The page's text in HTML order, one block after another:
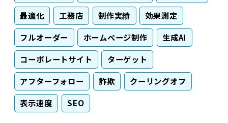
最適化
工務店 制作実績
効果測定
フルオーダー
ホームページ制作
生成AI
コーポレートサイト
ターゲット
アフターフォロー
詐欺
クーリングオフ
表示速度
SEO